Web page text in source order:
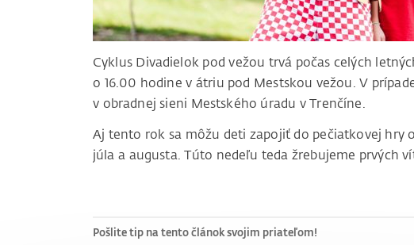
Cyklus Divadielok pod vežou trvá počas celých
o 16.00 hodine v átriu pod Mestskou vežou. V
v obradnej sieni Mestského úradu v Trenčíne.
Aj tento rok sa môžu deti zapojiť do pečiatkovej hry
júla a augusta. Túto nedeľu teda žrebujeme prvých
Pošlite tip na tento článok svojim priateľom!